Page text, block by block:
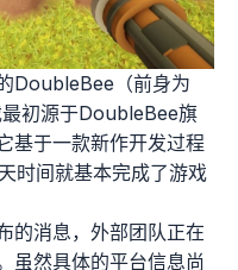
DoubleBee（前身为
初源于DoubleBee旗
基于一款新作开发过程
时间就基本完成了游戏
的消息，外部团队正在
虽然具体的平台信息尚